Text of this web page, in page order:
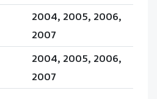
2004, 2005, 2006,
2007
2004, 2005, 2006,
2007